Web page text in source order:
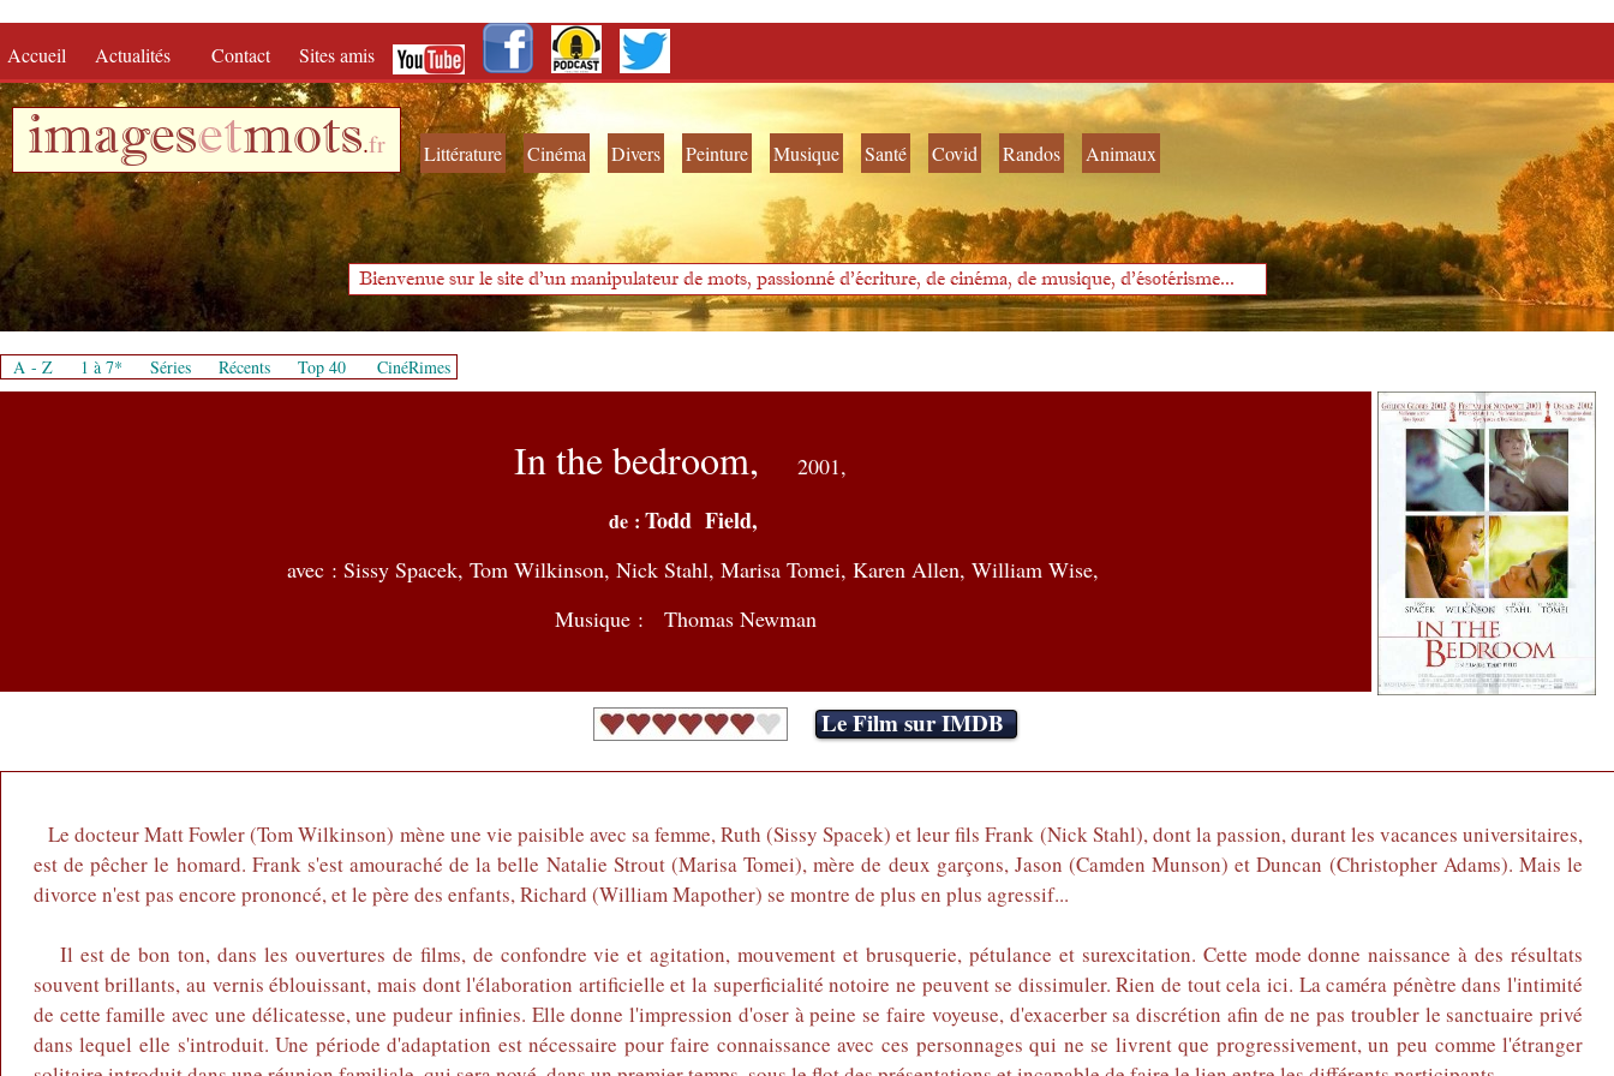
Accueil Actualités Contact Sites amis
imagesetmots.fr Littérature Cinéma Divers Peinture Musique Santé Covid Randos Animaux
Bienvenue sur le site d'un manipulateur de mots, passionné d'écriture, de cinéma, de musique, d'ésotérisme...
A - Z 1 à 7* Séries Récents Top 40 CinéRimes
In the bedroom, 2001,
de : Todd Field,
avec : Sissy Spacek, Tom Wilkinson, Nick Stahl, Marisa Tomei, Karen Allen, William Wise,
Musique : Thomas Newman
Le Film sur IMDB
Le docteur Matt Fowler (Tom Wilkinson) mène une vie paisible avec sa femme, Ruth (Sissy Spacek) et leur fils Frank (Nick Stahl), dont la passion, durant les vacances universitaires,
est de pêcher le homard. Frank s'est amouraché de la belle Natalie Strout (Marisa Tomei), mère de deux garçons, Jason (Camden Munson) et Duncan (Christopher Adams). Mais le
divorce n'est pas encore prononcé, et le père des enfants, Richard (William Mapother) se montre de plus en plus agressif...
Il est de bon ton, dans les ouvertures de films, de confondre vie et agitation, mouvement et brusquerie, pétulance et surexcitation. Cette mode donne naissance à des résultats
souvent brillants, au vernis éblouissant, mais dont l'élaboration artificielle et la superficialité notoire ne peuvent se dissimuler. Rien de tout cela ici. La caméra pénètre dans l'intimité
de cette famille avec une délicatesse, une pudeur infinies. Elle donne l'impression d'oser à peine se faire voyeuse, d'exacerber sa discrétion afin de ne pas troubler le sanctuaire privé
dans lequel elle s'introduit. Une période d'adaptation est nécessaire pour faire connaissance avec ces personnages qui ne se livrent que progressivement, un peu comme l'étranger